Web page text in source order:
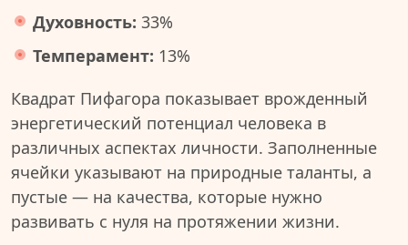
Духовность: 33%
Темперамент: 13%
Квадрат Пифагора показывает врожденный
энергетический потенциал человека в
различных аспектах личности. Заполненные
ячейки указывают на природные таланты, а
пустые — на качества, которые нужно
развивать с нуля на протяжении жизни.